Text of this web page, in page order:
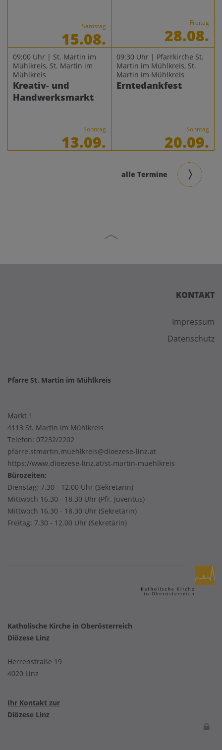
Samstag
15.08.
Freitag
28.08.
09:00 Uhr | St. Martin im
Mühlkreis, St. Martin im
Mühlkreis
Kreativ- und
Handwerksmarkt
Sonntag
13.09.
09:30 Uhr | Pfarrkirche St.
Martin im Mühlkreis, St.
Martin im Mühlkreis
Erntedankfest
Sonntag
20.09.
alle Termine
KONTAKT
Impressum
Datenschutz
Pfarre St. Martin im Mühlkreis
Markt 1
4113 St. Martin im Mühlkreis
Telefon: 07232/2202
pfarre.stmartin.muehlkreis@dioezese-linz.at
https://www.dioezese-linz.at/st-martin-muehlkreis
Bürozeiten:
Dienstag: 7.30 - 12.00 Uhr (Sekretärin)
Mittwoch 16.30 - 18.30 Uhr (Pfr. Juventus)
Mittwoch 16.30 - 18.30 Uhr (Sekretärin)
Freitag: 7.30 - 12.00 Uhr (Sekretärin)
Katholische Kirche in Oberösterreich
Diözese Linz
Herrenstraße 19
4020 Linz
Ihr Kontakt zur
Diözese Linz